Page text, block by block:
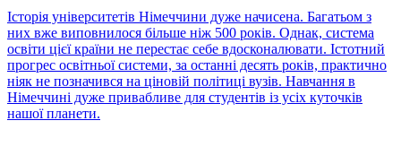
Історія університетів Німеччини дуже начисена. Багатьом з
них вже виповнилося більше ніж 500 років. Однак, система
освіти цієї країни не перестає себе вдосконалювати. Істотний
прогрес освітньої системи, за останні десять років, практично
ніяк не позначився на ціновій політиці вузів. Навчання в
Німеччині дуже привабливе для студентів із усіх куточків
нашої планети.